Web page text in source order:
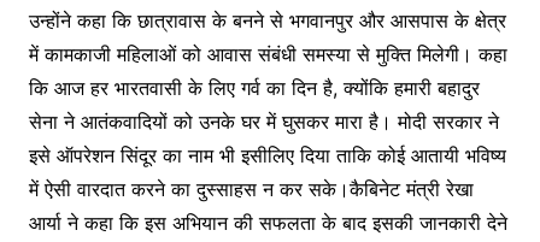
उन्होंने कहा कि छात्रावास के बनने से भगवानपुर और आसपास के क्षेत्र
में कामकाजी महिलाओं को आवास संबंधी समस्या से मुक्ति मिलेगी। कहा
कि आज हर भारतवासी के लिए गर्व का दिन है, क्योंकि हमारी बहादुर
सेना ने आतंकवादियों को उनके घर में घुसकर मारा है। मोदी सरकार ने
इसे ऑपरेशन सिंदूर का नाम भी इसीलिए दिया ताकि कोई आतायी भविष्य
में ऐसी वारदात करने का दुस्साहस न कर सके।कैबिनेट मंत्री रेखा
आर्या ने कहा कि इस अभियान की सफलता के बाद इसकी जानकारी देने